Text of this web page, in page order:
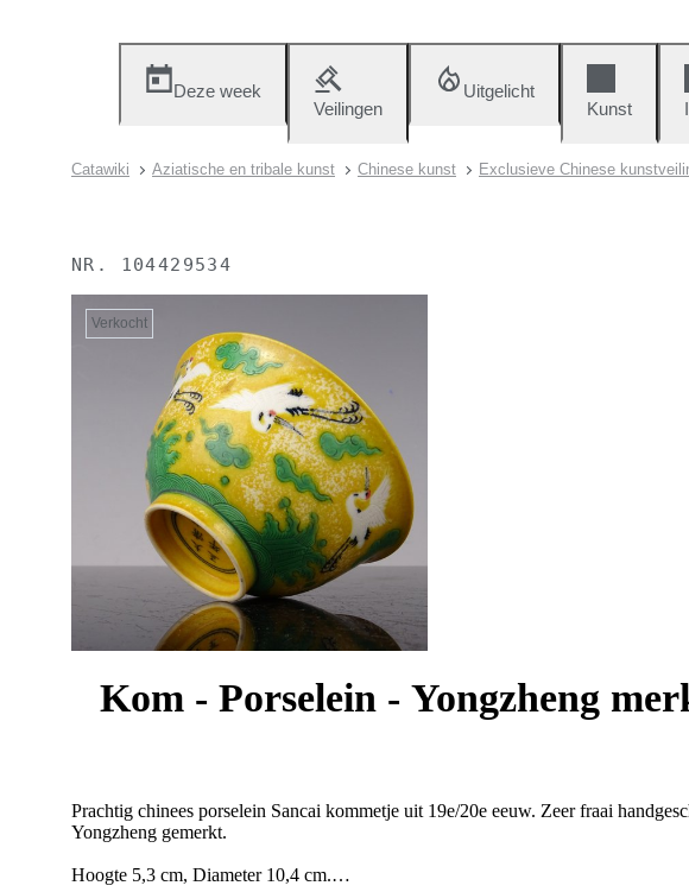
Deze week
Veilingen
Uitgelicht
Kunst
Catawiki Aziatische en tribale kunst Chinese kunst Exclusieve Chinese
NR. 104429534
Verkocht
Kom - Porselein - Yongzheng
Prachtig chinees porselein Sancai kommetje uit 19e/20e eeuw. Zeer fraai
Yongzheng gemerkt.
Hoogte 5,3 cm, Diameter 10,4 cm.